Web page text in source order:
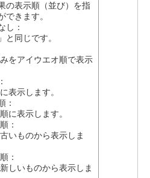
の表示順（並び）を指
できます。
し：
同じです。
をアイウエオ順で表示
表示します。
：
に表示します。
：
いものから表示しま
：
しいものから表示しま